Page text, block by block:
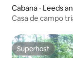
Cabana ⋅ Leeds
Casa de campo
Superhost
Superhost